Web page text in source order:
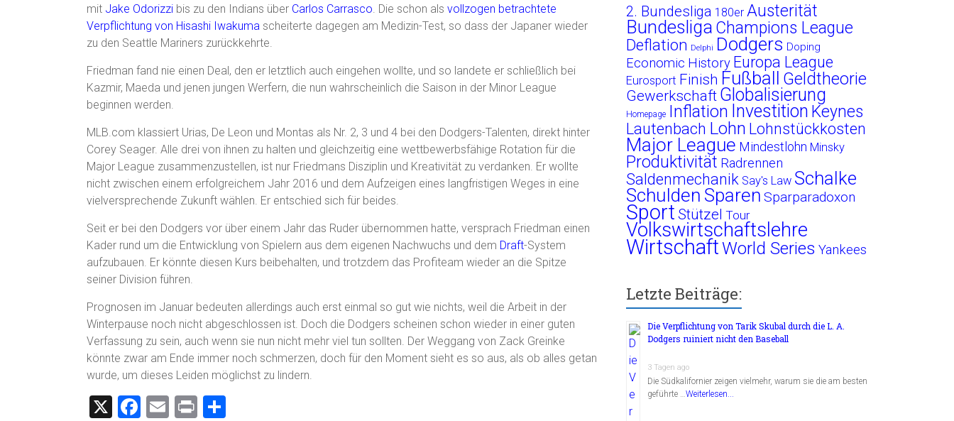
mit Jake Odorizzi bis zu den Indians über Carlos Carrasco . Die schon als vollzogen betrachtete
Verpflichtung von Hisashi Iwakuma scheiterte dagegen am Medizin-Test, so dass der Japaner wieder
zu den Seattle Mariners zurückkehrte.
Friedman fand nie einen Deal, den er letztlich auch eingehen wollte, und so landete er schließlich bei
Kazmir, Maeda und jenen jungen Werfern, die nun wahrscheinlich die Saison in der Minor League
beginnen werden.
MLB.com klassiert Urias, De Leon und Montas als Nr. 2, 3 und 4 bei den Dodgers-Talenten, direkt hinter
Corey Seager. Alle drei von ihnen zu halten und gleichzeitig eine wettbewerbsfähige Rotation für die
Major League zusammenzustellen, ist nur Friedmans Disziplin und Kreativität zu verdanken. Er wollte
nicht zwischen einem erfolgreichem Jahr 2016 und dem Aufzeigen eines langfristigen Weges in eine
vielversprechende Zukunft wählen. Er entschied sich für beides.
Seit er bei den Dodgers vor über einem Jahr das Ruder übernommen hatte, versprach Friedman einen
Kader rund um die Entwicklung von Spielern aus dem eigenen Nachwuchs und dem Draft-System
aufzubauen. Er könnte diesen Kurs beibehalten, und trotzdem das Profiteam wieder an die Spitze
seiner Division führen.
Prognosen im Januar bedeuten allerdings auch erst einmal so gut wie nichts, weil die Arbeit in der
Winterpause noch nicht abgeschlossen ist. Doch die Dodgers scheinen schon wieder in einer guten
Verfassung zu sein, auch wenn sie nun nicht mehr viel tun sollten. Der Weggang von Zack Greinke
könnte zwar am Ende immer noch schmerzen, doch für den Moment sieht es so aus, als ob alles getan
wurde, um dieses Leiden möglichst zu lindern.
X
F
E
Pr
2. Bundesliga 180er Austerität
Bundesliga Champions League
Deflation Delphi Dodgers Doping
Economic History Europa League
Eurosport Finish Fußball Geldtheorie
Gewerkschaft Globalisierung
Homepage Inflation Investition Keynes
Lautenbach Lohn Lohnstückkosten
Major League Mindestlohn Minsky
Produktivität Radrennen
Saldenmechanik Say's Law Schalke
Schulden Sparen Sparparadoxon
Sport Stützel Tour
Volkswirtschaftslehre
WirtschaftWorld Series Yankees
Letzte Beiträge:
Die Verpflichtung von Tarik Skubal durch die L. A.
Dodgers ruiniert nicht den Baseball
3 Tagen ago
Die Südkalifornier zeigen vielmehr, warum sie die am besten
geführte …Weiterlesen...